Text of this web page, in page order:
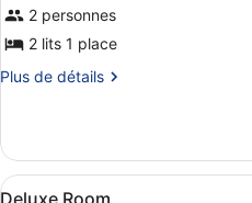
2 personnes
2 lits 1 place
Plus de détails
Plus
le
type
de
Afficher
1